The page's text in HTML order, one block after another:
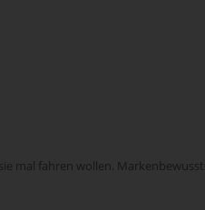
mal fahren wollen.